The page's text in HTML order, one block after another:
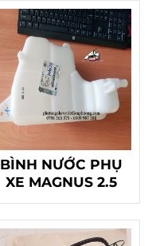
BÌNH NƯỚC PHỤ
XE MAGNUS 2.5